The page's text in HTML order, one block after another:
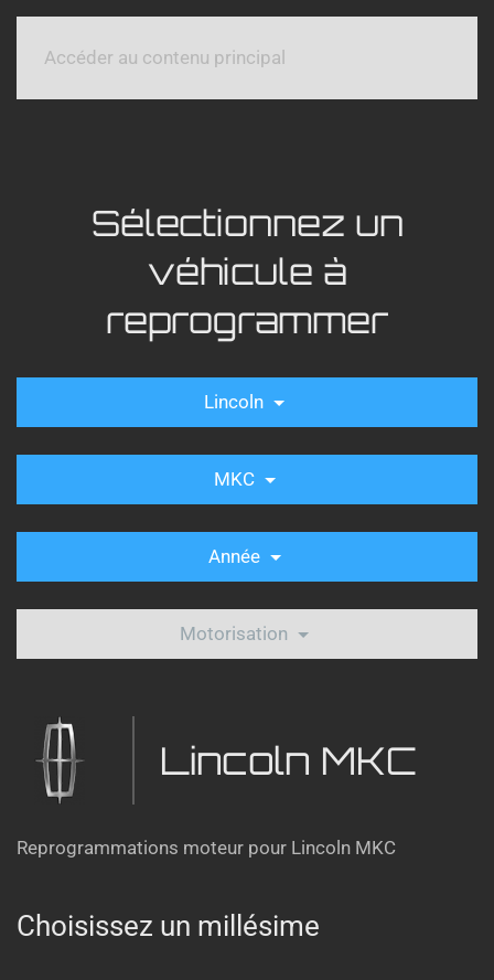
Accéder au contenu principal
Sélectionnez un
véhicule à
reprogrammer
Lincoln
MKC
Année
Motorisation
Lincoln MKC
Reprogrammations moteur pour Lincoln MKC
Choisissez un millésime